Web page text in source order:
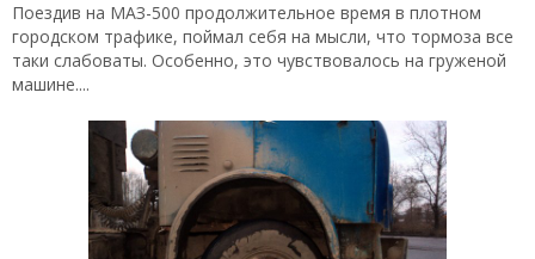
Поездив на МАЗ-500 продолжительное время в плотном
городском трафике, поймал себя на мысли, что тормоза все
таки слабоваты. Особенно, это чувствовалось на груженой
машине....